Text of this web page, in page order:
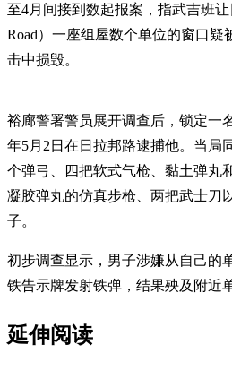
至4月间接到数起报案，指武吉班让
Road）一座组屋数个单位的窗口疑
击中损毁。
裕廊警署警员展开调查后，锁定一
年5月2日在日拉邦路逮捕他。 当局
个弹弓、四把软式气枪、黏土弹丸
凝胶弹丸的仿真步枪、两把武士刀
子。
初步调查显示，男子涉嫌从自己的
铁告示牌发射铁弹，结果殃及附近
延伸阅读